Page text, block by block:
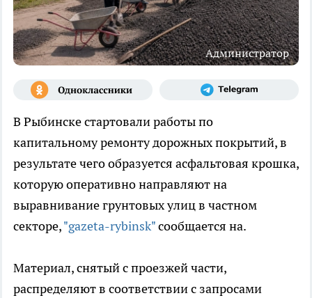
Администратор
В Рыбинске стартовали работы по
капитальному ремонту дорожных покрытий, в
результате чего образуется асфальтовая крошка,
которую оперативно направляют на
выравнивание грунтовых улиц в частном
секторе,"gazeta-rybinsk"сообщается на.
Материал, снятый с проезжей части,
распределяют в соответствии с запросами